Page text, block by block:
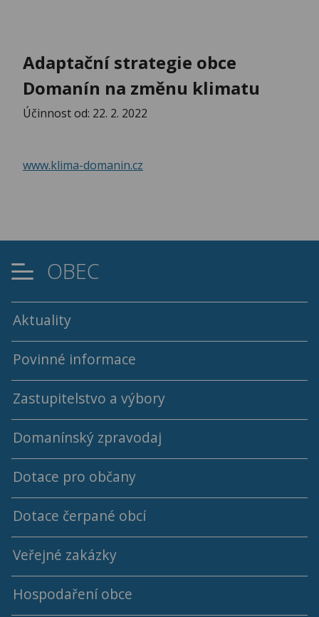
Adaptační strategie obce
Domanín na změnu klimatu
Účinnost od: 22. 2. 2022
www.klima-domanin.cz
OBEC
Aktuality
Povinné informace
Zastupitelstvo a výbory
Programy a usnesení ZO
Archív programů a usnesení ZO
Členové ZO
Jednací řád ZO
Výbory
Domanínský zpravodaj
Archiv Domanínského zpravodaje
Dotace pro občany
Dotace čerpané obcí
2018 - 2022
2014 - 2018
Veřejné zakázky
Hospodaření obce